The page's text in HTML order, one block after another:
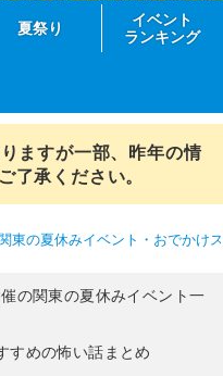
夏祭り
イベント
ランキング
ますが一部、昨年の情
了承ください。
東の夏休みイベント・おでかけ
の関東の夏休みイベント一
すめの怖い話まとめ